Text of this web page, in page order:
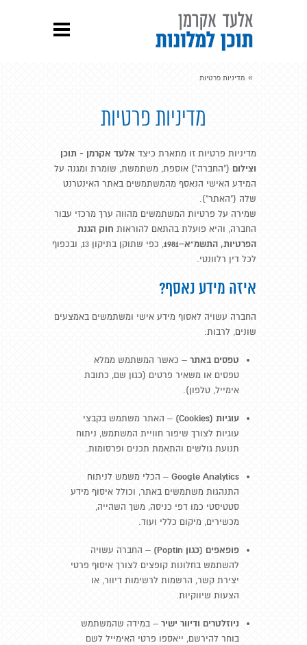
» מדיניות פרטיות
מדיניות פרטיות
מדיניות פרטיות זו מתארת כיצד אלעד אקרמן - תוכן
וצילום ("החברה") אוספת, משתמשת, שומרת ומגנה על
המידע האישי הנאסף מהמשתמשים באתר האינטרנט
שלה ("האתר").
שמירה על פרטיות המשתמשים מהווה ערך מרכזי עבור
החברה, והיא פועלת בהתאם להוראות חוק הגנת
הפרטיות, התשמ"א–1981
, כפי שתוקן בתיקון 13, ובכפוף
לכל דין רלוונטי.
איזה מידע נאסף?
החברה עשויה לאסוף מידע אישי ומשתמשים באמצעים
שונים, לרבות:
טפסים באתר – כאשר המשתמש ממלא
טפסים או משאיר פרטים (כגון שם, כתובת
אימייל, טלפון).
עוגיות (Cookies)
– האתר משתמש בקבצי
עוגיות לצורך שיפור חוויית המשתמש, ניתוח
תנועת גולשים והתאמת תכנים ופרסומות.
Google Analytics – הכלי משמש לניתוח
התנהגות משתמשים באתר, וכולל איסוף מידע
סטטיסטי כמו דפי כניסה, משך השהייה,
מכשירים, מיקום כללי ועוד.
פופאפים (כגון Poptin)
– החברה עשויה
להשתמש בחלונות קופצים לצורך איסוף פרטי
יצירת קשר, הרשמות לרשימות דיוור, או
הצעות שיווקיות.
ניוזלטרים ודיוור ישיר – במידה שהמשתמש
בוחר להירשם, ייאספו פרטי האימייל לשם